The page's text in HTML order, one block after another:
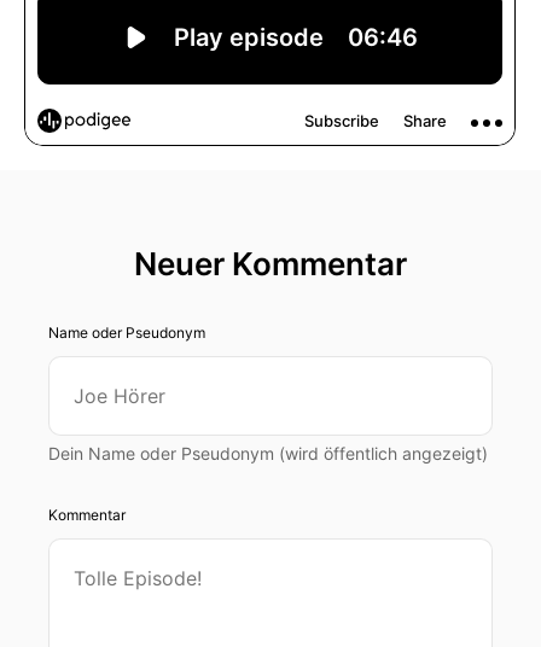
Neuer Kommentar
Name oder Pseudonym
Dein Name oder Pseudonym (wird öffentlich angezeigt)
Kommentar